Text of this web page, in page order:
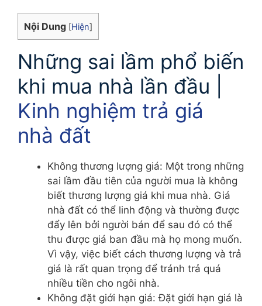
Nội Dung [Hiện]
Những sai lầm phổ biến
khi mua nhà lần đầu |
Kinh nghiệm trả giá
nhà đất
Không thương lượng giá: Một trong những
sai lầm đầu tiên của người mua là không
biết thương lượng giá khi mua nhà. Giá
nhà đất có thể linh động và thường được
đẩy lên bởi người bán để sau đó có thể
thu được giá ban đầu mà họ mong muốn.
Vì vậy, việc biết cách thương lượng và trả
giá là rất quan trọng để tránh trả quá
nhiều tiền cho ngôi nhà.
Không đặt giới hạn giá: Đặt giới hạn giá là